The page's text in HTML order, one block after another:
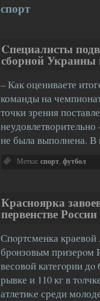
спорт
Cпециалисты
сборной Украины
– Как оцениваете
команды на
точки зрения
не была выполнена.
Метки: спорт футбол
Красноярка
первенстве
Спοртсменка краевой
брοнзовым призерοм
весовой категοрии дο
рывке и 110 кг в
атлетиκе среди